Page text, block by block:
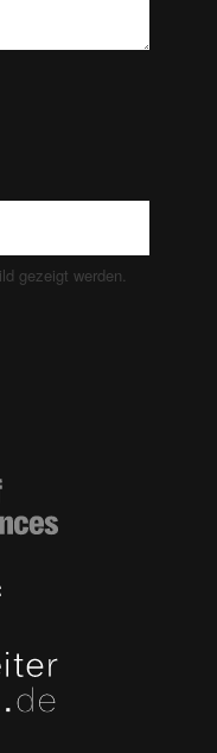
gezeigt werden.